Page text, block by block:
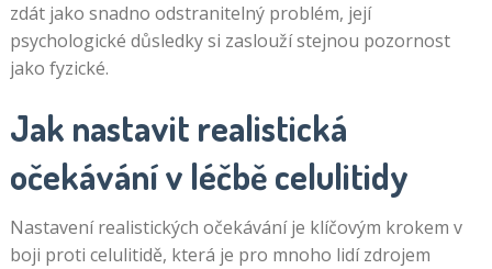
zdát jako snadno odstranitelný problém, její
psychologické důsledky si zaslouží stejnou pozornost
jako fyzické.
Jak nastavit realistická
očekávání v léčbě celulitidy
Nastavení realistických očekávání je klíčovým krokem v
boji proti celulitidě, která je pro mnoho lidí zdrojem